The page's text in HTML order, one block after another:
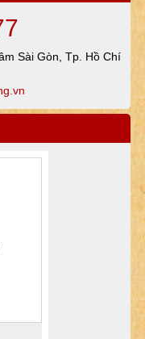
Sài Gòn, Tp. Hồ Chí